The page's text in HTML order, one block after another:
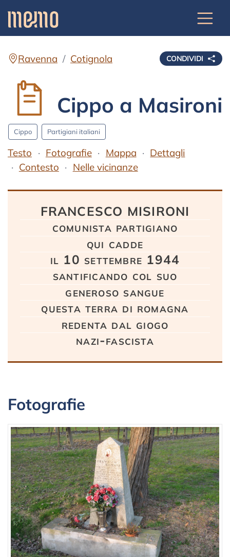
CONDIVIDI
Ravenna Cotignola
Cippo a Masironi
Cippo Partigiani italiani
Testo Fotografie Mappa
Dettagli
Contesto
Nelle vicinanze
FRANCESCO MISIRONI
comunista partigiano
qui cadde
il 10 settembre 1944
santificando col suo
generoso sangue
questa terra di romagna
redenta dal giogo
nazi-fascista
Fotografie